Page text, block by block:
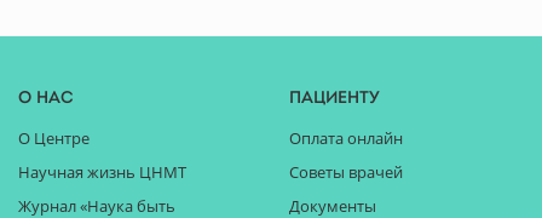
О нас
О Центре
Научная жизнь ЦНМТ
Журнал «Наука быть
Пациенту
Оплата онлайн
Советы врачей
Документы